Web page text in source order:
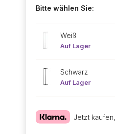
Bitte wählen Sie:
Weiß
Auf Lager
Schwarz
Auf Lager
Jetzt